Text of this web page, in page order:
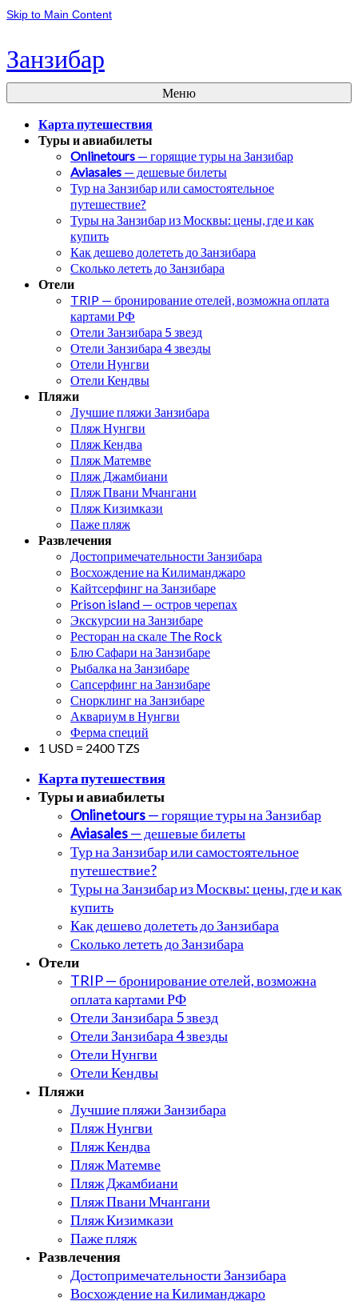
Skip to Main Content
Занзибар
Меню
Карта путешествия
Туры и авиабилеты
Onlinetours — горящие туры на Занзибар
Aviasales — дешевые билеты
Тур на Занзибар или самостоятельное
путешествие?
Туры на Занзибар из Москвы: цены, где и как
купить
Как дешево долететь до Занзибара
Сколько лететь до Занзибара
Отели
TRIP — бронирование отелей, возможна оплата
картами РФ
Отели Занзибара 5 звезд
Отели Занзибара 4 звезды
Отели Нунгви
Отели Кендвы
Пляжи
Лучшие пляжи Занзибара
Пляж Нунгви
Пляж Кендва
Пляж Матемве
Пляж Джамбиани
Пляж Пвани Мчангани
Пляж Кизимкази
Паже пляж
Развлечения
Достопримечательности Занзибара
Восхождение на Килиманджаро
Кайтсерфинг на Занзибаре
Prison island — остров черепах
Экскурсии на Занзибаре
Ресторан на скале The Rock
Блю Сафари на Занзибаре
Рыбалка на Занзибаре
Сапсерфинг на Занзибаре
Снорклинг на Занзибаре
Аквариум в Нунгви
Ферма специй
1 USD = 2400 TZS
Карта путешествия
Туры и авиабилеты
Onlinetours— горящие туры на Занзибар
Aviasales— дешевые билеты
Тур на Занзибар или самостоятельное
путешествие?
Туры на Занзибар из Москвы: цены, где и как
купить
Как дешево долететь до Занзибара
Сколько лететь до Занзибара
Отели
TRIP — бронирование отелей, возможна
оплата картами РФ
Отели Занзибара 5 звезд
Отели Занзибара 4 звезды
Отели Нунгви
Отели Кендвы
Пляжи
Лучшие пляжи Занзибара
Пляж Нунгви
Пляж Кендва
Пляж Матемве
Пляж Джамбиани
Пляж Пвани Мчангани
Пляж Кизимкази
Паже пляж
Развлечения
Достопримечательности Занзибара
Восхождение на Килиманджаро